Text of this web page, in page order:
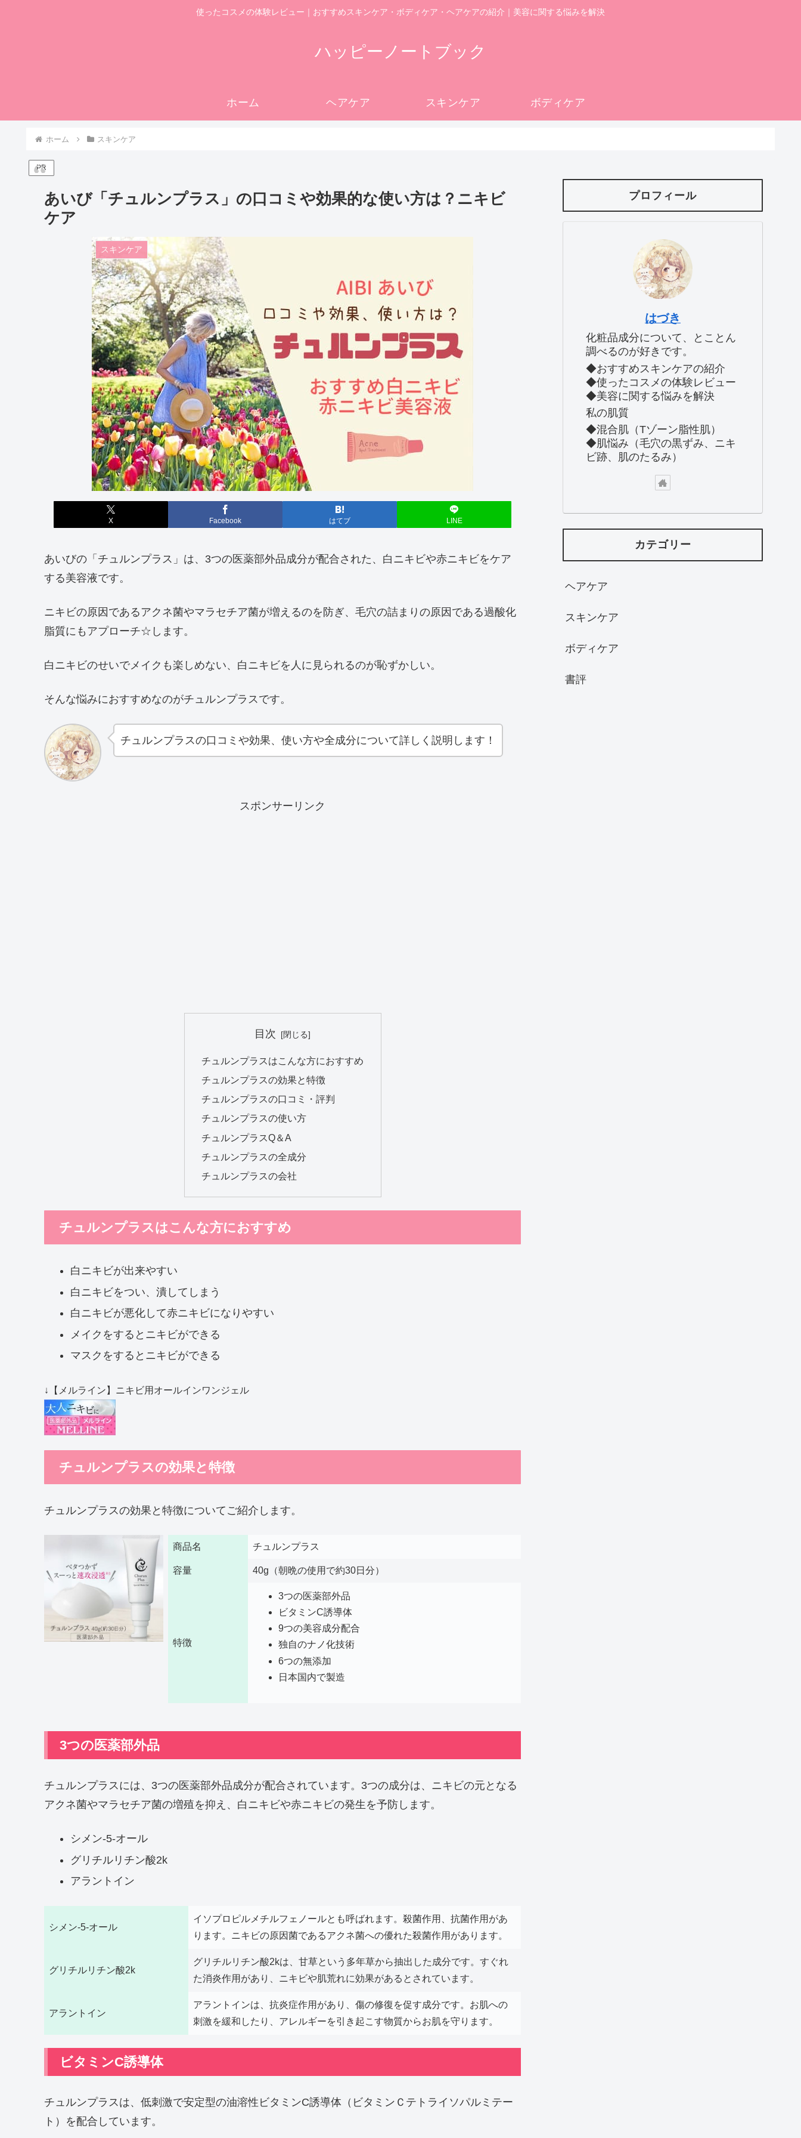
使ったコスメの体験レビュー｜おすすめスキンケア・ボディケア・ヘアケアの紹介｜美容に関する悩みを解決
ハッピーノートブック
ホーム ヘアケア スキンケア ボディケア
ホーム スキンケア
PR
あいび「チュルンプラス」の口コミや効果的な使い方は？ニキビ
ケア
スキンケア
X Facebook はてブ LINE
あいびの「チュルンプラス」は、3つの医薬部外品成分が配合された、白ニキビや赤ニキビをケア
する美容液です。
ニキビの原因であるアクネ菌やマラセチア菌が増えるのを防ぎ、毛穴の詰まりの原因である過酸化
脂質にもアプローチ☆します。
白ニキビのせいでメイクも楽しめない、白ニキビを人に見られるのが恥ずかしい。
そんな悩みにおすすめなのがチュルンプラスです。
チュルンプラスの口コミや効果、使い方や全成分について詳しく説明します！
スポンサーリンク
目次
チュルンプラスはこんな方におすすめ
チュルンプラスの効果と特徴
チュルンプラスの口コミ・評判
チュルンプラスの使い方
チュルンプラスQ＆A
チュルンプラスの全成分
チュルンプラスの会社
チュルンプラスはこんな方におすすめ
白ニキビが出来やすい
白ニキビをつい、潰してしまう
白ニキビが悪化して赤ニキビになりやすい
メイクをするとニキビができる
マスクをするとニキビができる
↓【メルライン】ニキビ用オールインワンジェル
チュルンプラスの効果と特徴
チュルンプラスの効果と特徴についてご紹介します。
商品名 チュルンプラス
容量 40g（朝晩の使用で約30日分）
特徴
3つの医薬部外品
ビタミンC誘導体
9つの美容成分配合
独自のナノ化技術
6つの無添加
日本国内で製造
3つの医薬部外品
チュルンプラスには、3つの医薬部外品成分が配合されています。3つの成分は、ニキビの元となる
アクネ菌やマラセチア菌の増殖を抑え、白ニキビや赤ニキビの発生を予防します。
シメン-5-オール
グリチルリチン酸2k
アラントイン
シメン-5-オール
イソプロピルメチルフェノールとも呼ばれます。殺菌作用、抗菌作用があ
ります。ニキビの原因菌であるアクネ菌への優れた殺菌作用があります。
グリチルリチン酸2k
グリチルリチン酸2kは、甘草という多年草から抽出した成分です。すぐれ
た消炎作用があり、ニキビや肌荒れに効果があるとされています。
アラントイン
アラントインは、抗炎症作用があり、傷の修復を促す成分です。お肌への
刺激を緩和したり、アレルギーを引き起こす物質からお肌を守ります。
ビタミンC誘導体
チュルンプラスは、低刺激で安定型の油溶性ビタミンC誘導体（ビタミンＣテトライソパルミテー
ト）を配合しています。
プロフィール
はづき
化粧品成分について、とことん
調べるのが好きです。
◆おすすめスキンケアの紹介
◆使ったコスメの体験レビュー
◆美容に関する悩みを解決
私の肌質
◆混合肌（Tゾーン脂性肌）
◆肌悩み（毛穴の黒ずみ、ニキ
ビ跡、肌のたるみ）
カテゴリー
ヘアケア
スキンケア
ボディケア
書評